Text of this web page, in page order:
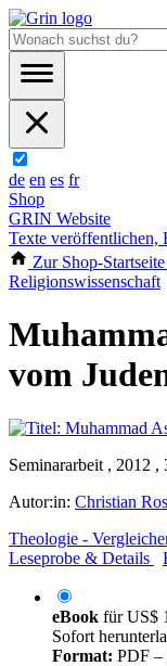
de en es fr
Shop
GRIN Website
Texte veröffentlichen,
Zur Shop-Startseite
Religionswissenschaft
vom
Seminararbeit , 2012 ,
Autor:in: Christian
Theologie -
Leseprobe & Details
eBook fürUS$
Sofort
Format: PDF –